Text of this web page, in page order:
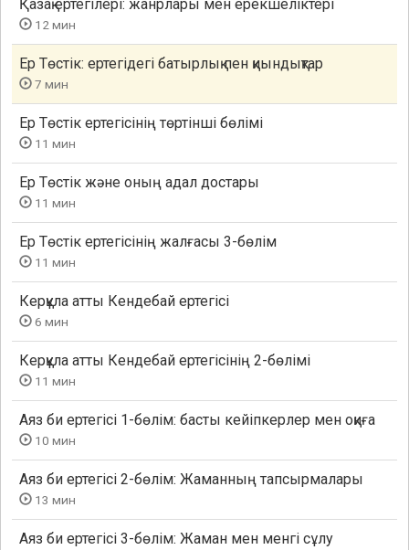
Қазақ ертегілері: жанрлары мен ерекшеліктері
12 мин
Ер Төстік: ертегідегі батырлық пен қиындықтар
7 мин
Ер Төстік ертегісінің төртінші бөлімі
11 мин
Ер Төстік және оның адал достары
11 мин
Ер Төстік ертегісінің жалғасы 3-бөлім
11 мин
Керқұла атты Кендебай ертегісі
6 мин
Керқұла атты Кендебай ертегісінің 2-бөлімі
11 мин
Аяз би ертегісі 1-бөлім: басты кейіпкерлер мен оқиға
10 мин
Аяз би ертегісі 2-бөлім: Жаманның тапсырмалары
13 мин
Аяз би ертегісі 3-бөлім: Жаман мен менгі сұлу